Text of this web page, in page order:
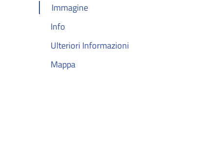
Immagine
Info
Ulteriori Informazioni
Mappa